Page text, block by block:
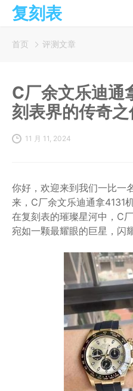
复刻表
首页 评测文章
C厂余文乐迪通
刻表界的传奇之
11 月 11, 2024
你好，欢迎来到我们一比一
来，C厂余文乐迪通拿4131
在复刻表的璀璨星河中，C
宛如一颗最耀眼的巨星，闪